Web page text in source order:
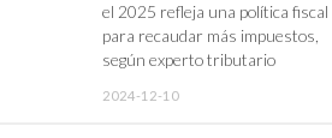
el 2025 refleja una política fiscal
para recaudar más impuestos,
según experto tributario
2024-12-10